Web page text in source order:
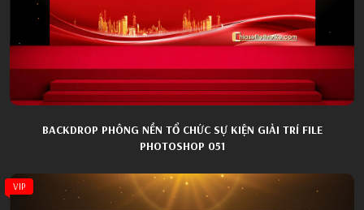
BACKDROP PHÔNG NỀN TỔ CHỨC SỰ KIỆN GIẢI TRÍ FILE
PHOTOSHOP 051
VIP